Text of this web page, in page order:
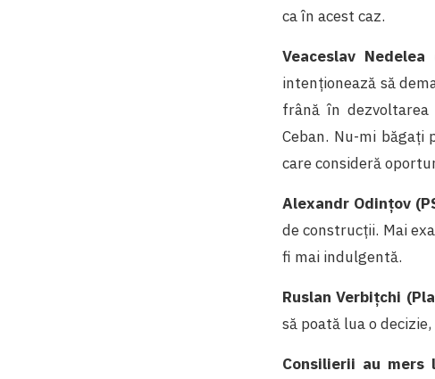
ca în acest caz.
Veaceslav
intenționează să
frână în
Ceban. Nu-mi
care consideră
Alexandr Odințov
de construcții. Mai
fi mai indulgentă.
Ruslan Verbițchi
să poată lua o
Consilierii au